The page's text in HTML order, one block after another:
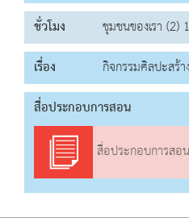
ชั่วโมง
ชุมชนของเรา (2)
เรื่อง
กิจกรรมศิลปะสร้
สื่อประกอบการสอน
สื่อประกอบการสอน กิจก